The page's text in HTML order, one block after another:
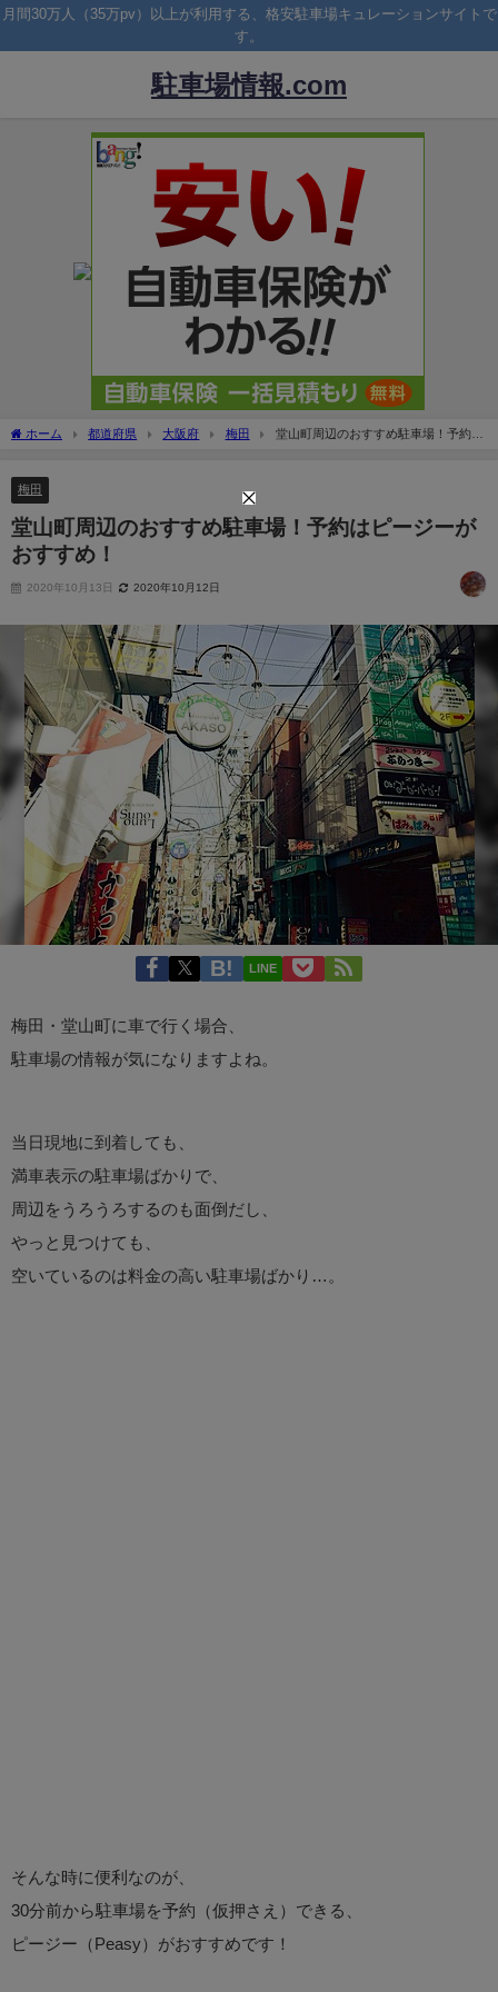
月間30万人（35万pv）以上が利用する、格安駐車場キュレーションサイトで
す。
駐車場情報.com
ホーム 都道府県 大阪府 梅田
堂山町周辺のおすすめ駐車場！予約は
梅田
堂山町周辺のおすすめ駐車場！予約はピージーが
おすすめ！
2020年10月13日 2020年10月12日
LINE
梅田・堂山町に車で行く場合、
駐車場の情報が気になりますよね。
当日現地に到着しても、
満車表示の駐車場ばかりで、
周辺をうろうろするのも面倒だし、
やっと見つけても、
空いているのは料金の高い駐車場ばかり…。
そんな時に便利なのが、
30分前から駐車場を予約（仮押さえ）できる、
ピージー（Peasy）がおすすめです！